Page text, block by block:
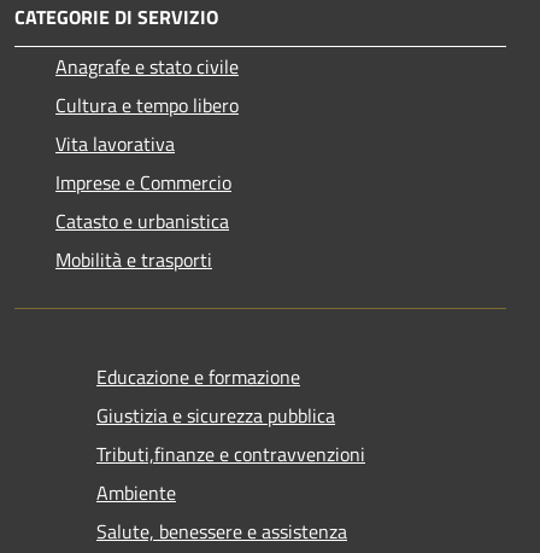
CATEGORIE DI SERVIZIO
Anagrafe e stato civile
Cultura e tempo libero
Vita lavorativa
Imprese e Commercio
Catasto e urbanistica
Mobilità e trasporti
Educazione e formazione
Giustizia e sicurezza pubblica
Tributi,finanze e contravvenzioni
Ambiente
Salute, benessere e assistenza